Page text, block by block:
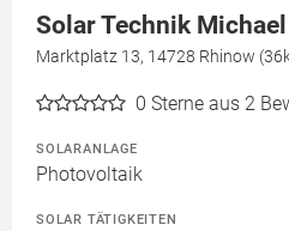
Solar Technik
Marktplatz 13, 14728 Rhinow
0 Sterne aus 2
SOLARANLAGE
Photovoltaik
SOLAR TÄTIGKEITEN